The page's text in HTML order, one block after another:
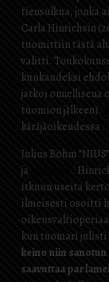
tiensulkua, jonka
Carla Hinrichsin
tuomittiin tästä
valitti.
kuukaudeksi
jatkoi onnellisena
tuomion jälkeen).
käräjäoikeudessa .
Julius Böhm
ja
.
itkuun useita
ilmeisesti osoitti
kun tuomari
keino niin
saavuttaa